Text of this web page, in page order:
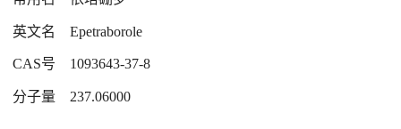
英文名 Epetraborole
CAS号 1093643-37-8
分子量 237.06000